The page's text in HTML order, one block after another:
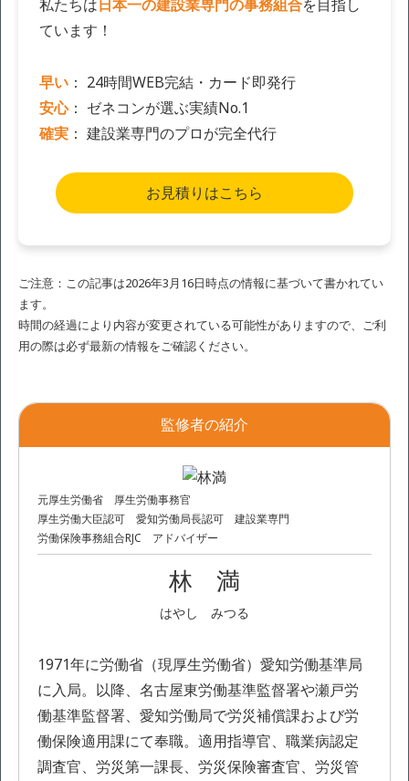
私たちは 日本一の建設業専門の事務組合を目指し
ています！
早い： 24時間WEB完結・カード即発行
安心： ゼネコンが選ぶ実績No.1
確実： 建設業専門のプロが完全代行
お見積りはこちら
ご注意：この記事は2026年3月16日時点の情報に基づいて書かれてい
ます。
時間の経過により内容が変更されている可能性がありますので、ご利
用の際は必ず最新の情報をご確認ください。
監修者の紹介
元厚生労働省 厚生労働事務官
厚生労働大臣認可 愛知労働局長認可 建設業専門
労働保険事務組合RJC アドバイザー
林 満
はやし みつる
1971年に労働省（現厚生労働省）愛知労働基準局
に入局。以降、名古屋東労働基準監督署や瀬戸労
働基準監督署、愛知労働局で労災補償課および労
働保険適用課にて奉職。適用指導官、職業病認定
調査官、労災第一課長、労災保険審査官、労災管